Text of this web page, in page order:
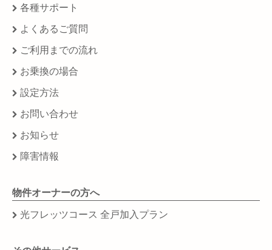
各種サポート
よくあるご質問
ご利用までの流れ
お乗換の場合
設定方法
お問い合わせ
お知らせ
障害情報
物件オーナーの方へ
光フレッツコース 全戸加入プラン